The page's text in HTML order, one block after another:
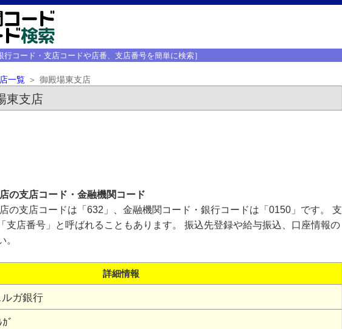
行コード・支店コードや店番、支店番号を簡単に検索］
一覧 御殿場東支店
東支店
の支店コード・金融機関コード
の支店コードは「632」、金融機関コード・銀行コードは「0150」です。 支
支店番号」と呼ばれることもあります。 振込先登録や給与振込、口座情報の
詳細情報
ルガ銀行
ﾞ